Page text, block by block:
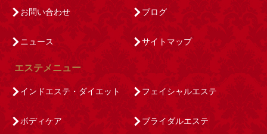
お問い合わせ ブログ
ニュース サイトマップ
エステメニュー
インドエステ・ダイエット フェイシャルエステ
ボディケア ブライダルエステ